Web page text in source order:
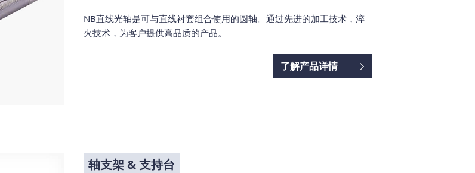
NB直线光轴是可与直线衬套组合使用的圆轴。通过先进的加工技术，淬
火技术，为客户提供高品质的产品。
了解产品详情
轴支架 & 支持台